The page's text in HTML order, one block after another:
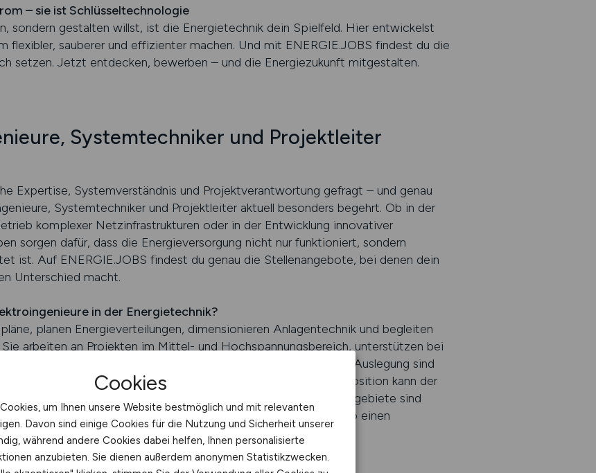
– sie ist Schlüsseltechnologie
sondern gestalten willst, ist die Energietechnik dein Spielfeld. Hier entwickelst
flexibler, sauberer und effizienter machen. Und mit ENERGIE.JOBS findest du die
setzen. Jetzt entdecken, bewerben – und die Energiezukunft mitgestalten.
Systemtechniker und Projektleiter
Expertise, Systemverständnis und Projektverantwortung gefragt – und genau
Systemtechniker und Projektleiter aktuell besonders begehrt. Ob in der
komplexer Netzinfrastrukturen oder in der Entwicklung innovativer
sorgen dafür, dass die Energieversorgung nicht nur funktioniert, sondern
ist. Auf ENERGIE.JOBS findest du genau die Stellenangebote, bei denen dein
Unterschied macht.
in der Energietechnik?
planen Energieverteilungen, dimensionieren Anlagentechnik und begleiten
arbeiten an Projekten im Mittel- und Hochspannungsbereich, unterstützen bei
Steuerungs- und Schutzsysteme. Neben der technischen Auslegung sind
Schutztechnik und EMV relevante Themenbereiche. Je nach Position kann der
Automatisierung oder Energiemanagement liegen – die Einsatzgebiete sind
Energiewende ständig im Wandel. Elektroingenieure leisten so einen
und zur Integration moderner Technologien.
so wichtig?
Cookies
um Ihnen unsere Website bestmöglich und mit relevanten
Davon sind einige Cookies für die Nutzung und Sicherheit unserer
während andere Cookies dabei helfen, Ihnen personalisierte
anzubieten. Sie dienen außerdem anonymen Statistikzwecken.